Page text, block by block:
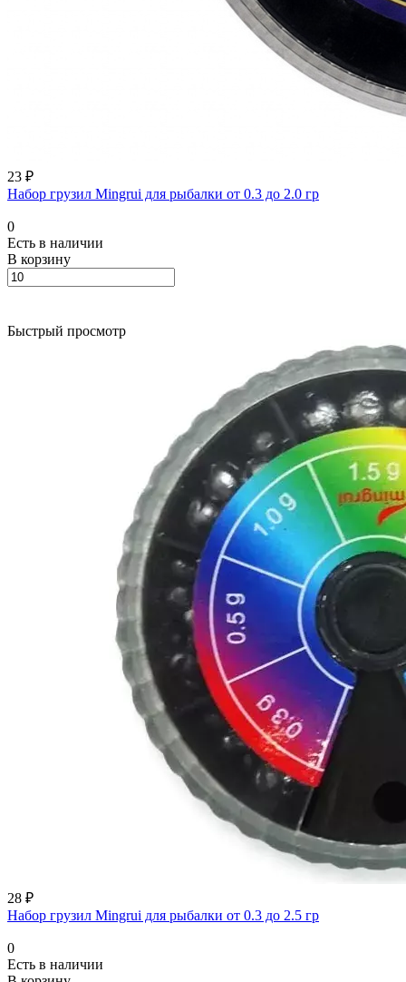
23 ₽
Набор грузил Mingrui для рыбалки от 0.3 до 2.0 гр
0
Есть в наличии
В корзину
Быстрый просмотр
28 ₽
Набор грузил Mingrui для рыбалки от 0.3 до 2.5 гр
0
Есть в наличии